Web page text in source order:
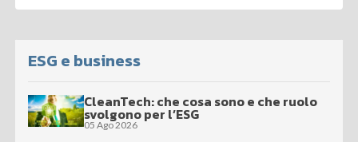
ESG e business
CleanTech: che cosa sono e che ruolo
svolgono per l’ESG
05 Ago 2026